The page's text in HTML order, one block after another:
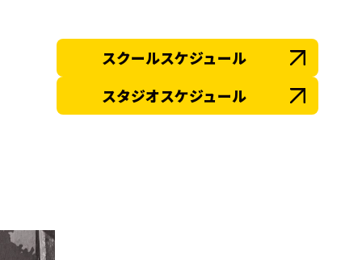
スクールスケジュール
スタジオスケジュール